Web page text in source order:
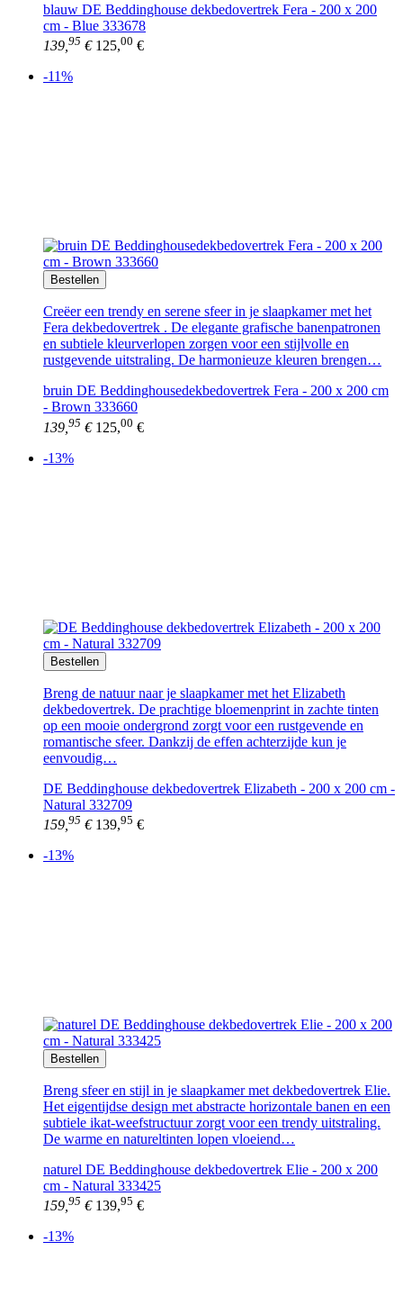
blauw DE Beddinghouse dekbedovertrek Fera - 200 x 200
cm - Blue 333678
139, 95 € 125,00 €
-11%
Bestellen
Creëer een trendy en serene sfeer in je slaapkamer met het
Fera dekbedovertrek . De elegante grafische banenpatronen
en subtiele kleurverlopen zorgen voor een stijlvolle en
rustgevende uitstraling. De harmonieuze kleuren brengen…
bruin DE Beddinghousedekbedovertrek Fera - 200 x 200 cm
- Brown 333660
139, 95 € 125,00 €
-13%
Bestellen
Breng de natuur naar je slaapkamer met het Elizabeth
dekbedovertrek. De prachtige bloemenprint in zachte tinten
op een mooie ondergrond zorgt voor een rustgevende en
romantische sfeer. Dankzij de effen achterzijde kun je
eenvoudig…
DE Beddinghouse dekbedovertrek Elizabeth - 200 x 200 cm -
Natural 332709
159, 95 € 139,95 €
-13%
Bestellen
Breng sfeer en stijl in je slaapkamer met dekbedovertrek Elie.
Het eigentijdse design met abstracte horizontale banen en een
subtiele ikat-weefstructuur zorgt voor een trendy uitstraling.
De warme en natureltinten lopen vloeiend…
naturel DE Beddinghouse dekbedovertrek Elie - 200 x 200
cm - Natural 333425
159, 95 € 139,95 €
-13%